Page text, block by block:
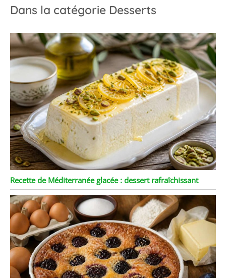
Dans la catégorie Desserts
Recette de Méditerranée glacée : dessert rafraîchissant